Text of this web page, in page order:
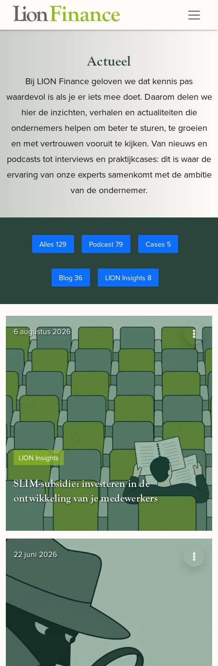
Skip to main content
Actueel
Bij LION Finance geloven we dat kennis pas
waardevol is als je er iets mee doet. Daarom delen we
hier de inzichten, verhalen en actualiteiten die
ondernemers helpen om beter te sturen, te groeien
en met vertrouwen vooruit te kijken. Van nieuws en
podcasts tot interviews en praktijkcases: dit is waar de
ervaring van onze experts samenkomt met de ambitie
van de ondernemer.
Alles 129 Podcast 79 Cases 5
Blog 36 LION Insights 8
6 augustus 2026
LION Insights
SLIM-subsidie: investeren in de
ontwikkeling van je medewerkers
22 juni 2026